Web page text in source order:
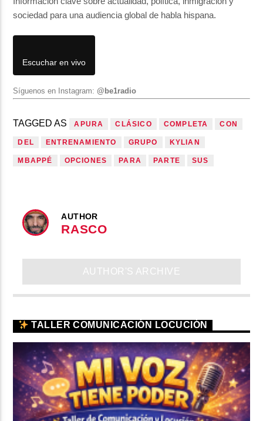
sociedad para una audiencia global de habla hispana.
Escuchar en vivo
Síguenos en Instagram:@be1radio
TAGGED AS APURA CLÁSICO COMPLETA CON
DEL ENTRENAMIENTO GRUPO KYLIAN
MBAPPÉ OPCIONES PARA PARTE SUS
AUTHOR
RASCO
AUTHOR'S ARCHIVE
TALLER COMUNICACIÓN LOCUCIÓN